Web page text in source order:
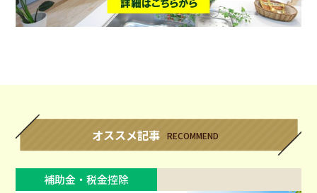
オススメ記事 RECOMMEND
補助金・税金控除